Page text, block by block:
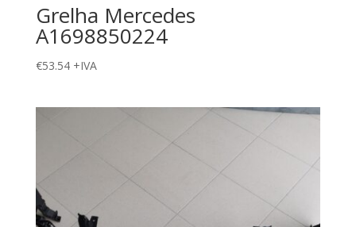
Grelha Mercedes
A1698850224
€53.54 +IVA